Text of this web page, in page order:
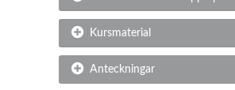
Kursmaterial
Anteckningar